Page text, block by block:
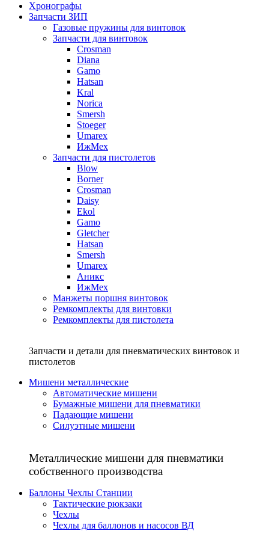
Хронографы
Запчасти ЗИП
Газовые пружины для винтовок
Запчасти для винтовок
Crosman
Diana
Gamo
Hatsan
Kral
Norica
Smersh
Stoeger
Umarex
ИжМех
Запчасти для пистолетов
Blow
Borner
Crosman
Daisy
Ekol
Gamo
Gletcher
Hatsan
Smersh
Umarex
Аникс
ИжМех
Манжеты поршня винтовок
Ремкомплекты для винтовки
Ремкомплекты для пистолета
Запчасти и детали для пневматических винтовок и
пистолетов
Мишени металлические
Автоматические мишени
Бумажные мишени для пневматики
Падающие мишени
Силуэтные мишени
Металлические мишени для пневматики
собственного производства
Баллоны Чехлы Станции
Тактические рюкзаки
Чехлы
Чехлы для баллонов и насосов ВД